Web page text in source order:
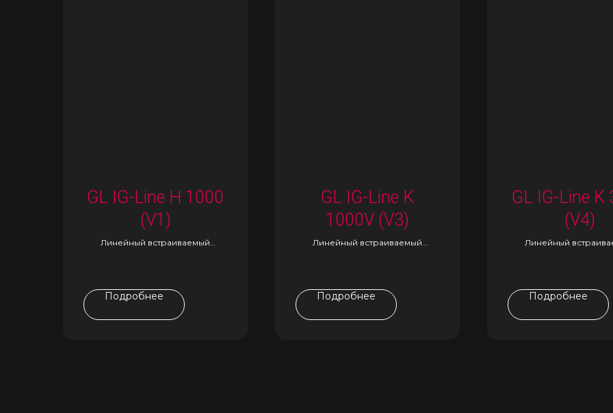
GL IG-Line H 1000
(V1)
Линейный встраиваемый
Подробнее
GL IG-Line K
1000V (V3)
Линейный встраиваемый
Подробнее
GL IG-Line K
(V4)
Линейный
Подробнее